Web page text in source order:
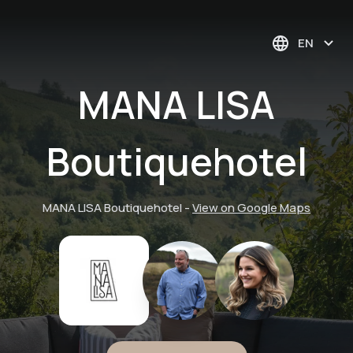
EN
MANA LISA
Boutiquehotel
MANA LISA Boutiquehotel-View on Google Maps